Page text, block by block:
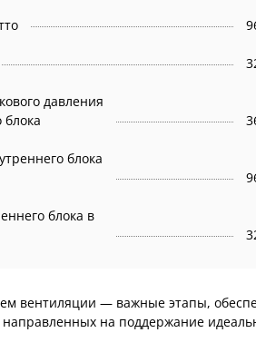
давления
блока
блока
блока в
вентиляции — важные этапы,
на поддержание